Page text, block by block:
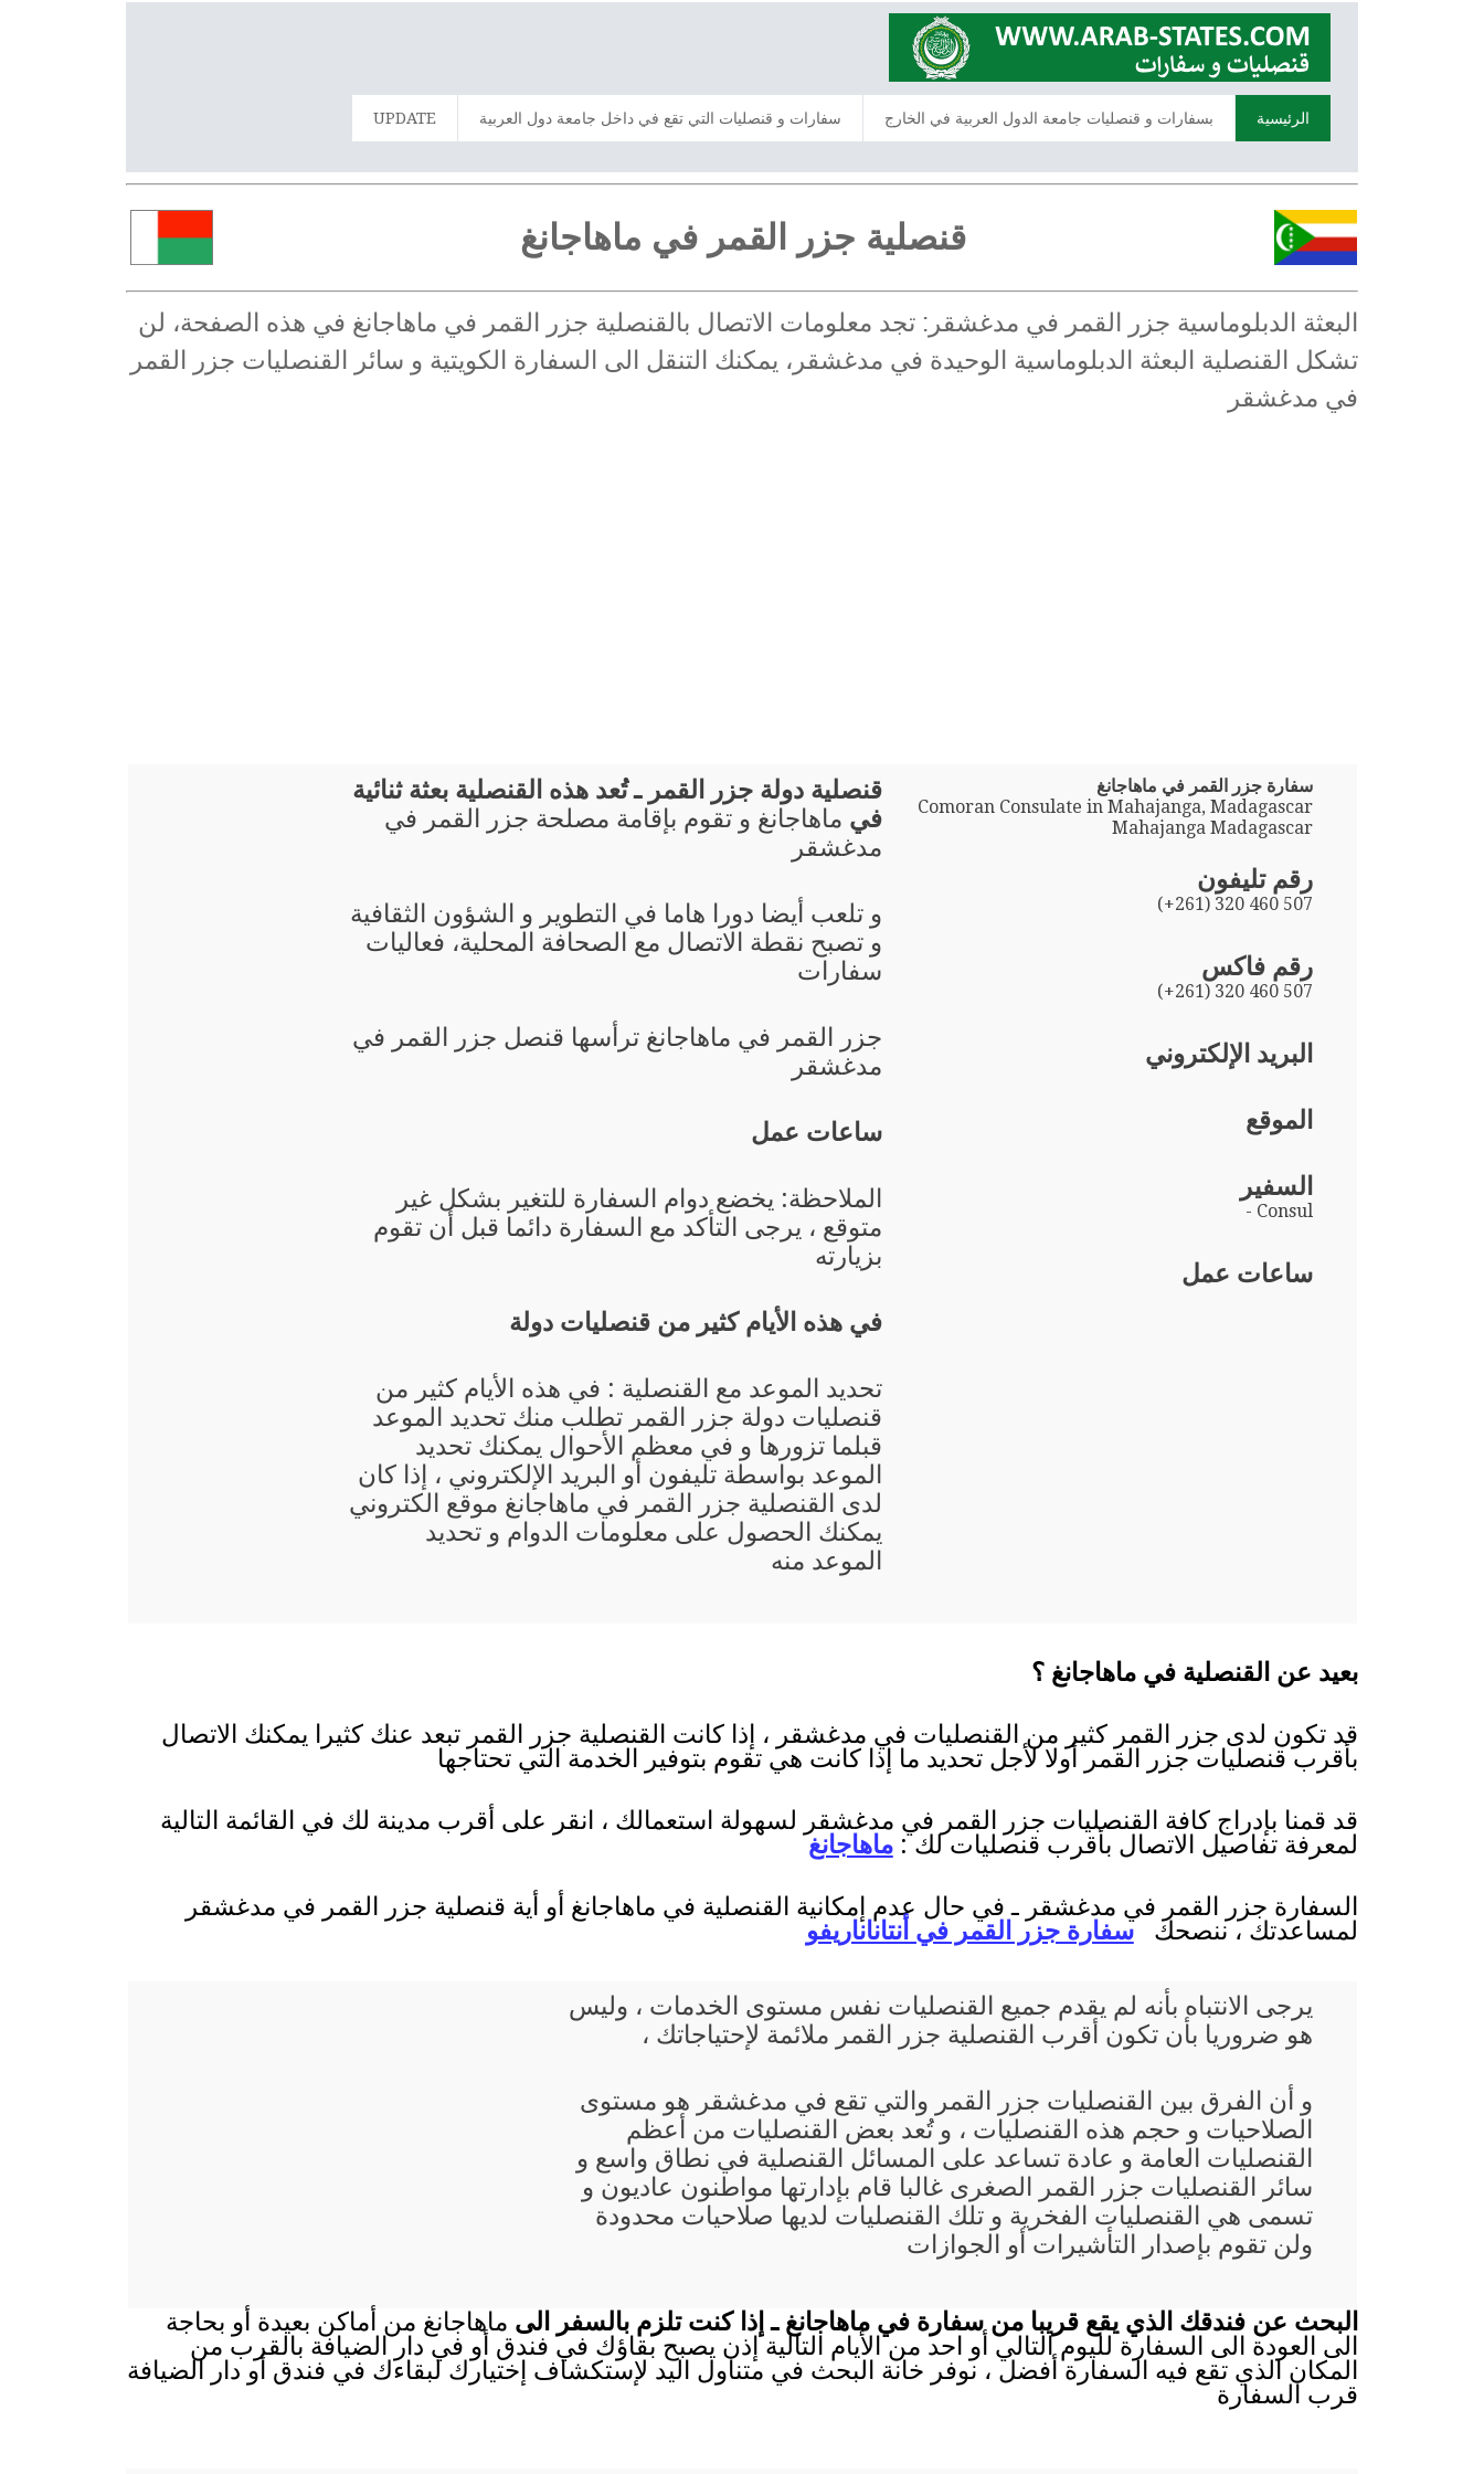
الرئيسية بسفارات و قنصليات جامعة الدول العربية في الخارج سفارات و قنصليات التي تقع في داخل جامعة دول العربية UPDATE
قنصلية جزر القمر في ماهاجانغ
البعثة الدبلوماسية جزر القمر في مدغشقر: تجد معلومات الاتصال بالقنصلية جزر القمر في ماهاجانغ في هذه الصفحة، لن
تشكل القنصلية البعثة الدبلوماسية الوحيدة في مدغشقر، يمكنك التنقل الى السفارة الكويتية و سائر القنصليات جزر القمر
في مدغشقر
سفارة جزر القمر في ماهاجانغ
Comoran Consulate in Mahajanga, Madagascar
Mahajanga Madagascar
رقم تليفون
(+261) 320 460 507
رقم فاكس
(+261) 320 460 507
البريد الإلكتروني
الموقع
السفير
- Consul
ساعات عمل
قنصلية دولة جزر القمر ـ تُعد هذه القنصلية بعثة ثنائية
في ماهاجانغ و تقوم بإقامة مصلحة جزر القمر في
مدغشقر
و تلعب أيضا دورا هاما في التطوير و الشؤون الثقافية
و تصبح نقطة الاتصال مع الصحافة المحلية، فعاليات
سفارات
جزر القمر في ماهاجانغ ترأسها قنصل جزر القمر في
مدغشقر
ساعات عمل
الملاحظة: يخضع دوام السفارة للتغير بشكل غير
متوقع ، يرجى التأكد مع السفارة دائما قبل أن تقوم
بزيارته
في هذه الأيام كثير من قنصليات دولة
تحديد الموعد مع القنصلية : في هذه الأيام كثير من
قنصليات دولة جزر القمر تطلب منك تحديد الموعد
قبلما تزورها و في معظم الأحوال يمكنك تحديد
الموعد بواسطة تليفون أو البريد الإلكتروني ، إذا كان
لدى القنصلية جزر القمر في ماهاجانغ موقع الكتروني
يمكنك الحصول على معلومات الدوام و تحديد
الموعد منه
بعيد عن القنصلية في ماهاجانغ ؟
قد تكون لدى جزر القمر كثير من القنصليات في مدغشقر ، إذا كانت القنصلية جزر القمر تبعد عنك كثيرا يمكنك الاتصال
بأقرب قنصليات جزر القمر أولا لأجل تحديد ما إذا كانت هي تقوم بتوفير الخدمة التي تحتاجها
قد قمنا بإدراج كافة القنصليات جزر القمر في مدغشقر لسهولة استعمالك ، انقر على أقرب مدينة لك في القائمة التالية
لمعرفة تفاصيل الاتصال بأقرب قنصليات لك :ماهاجانغ
السفارة جزر القمر في مدغشقر ـ في حال عدم إمكانية القنصلية في ماهاجانغ أو أية قنصلية جزر القمر في مدغشقر
لمساعدتك ، ننصحكسفارة جزر القمر في أنتاناناريفو
يرجى الانتباه بأنه لم يقدم جميع القنصليات نفس مستوى الخدمات ، وليس
هو ضروريا بأن تكون أقرب القنصلية جزر القمر ملائمة لإحتياجاتك ،
و أن الفرق بين القنصليات جزر القمر والتي تقع في مدغشقر هو مستوى
الصلاحيات و حجم هذه القنصليات ، و تُعد بعض القنصليات من أعظم
القنصليات العامة و عادة تساعد على المسائل القنصلية في نطاق واسع و
سائر القنصليات جزر القمر الصغرى غالبا قام بإدارتها مواطنون عاديون و
تسمى هي القنصليات الفخرية و تلك القنصليات لديها صلاحيات محدودة
ولن تقوم بإصدار التأشيرات أو الجوازات
البحث عن فندقك الذي يقع قريبا من سفارة في ماهاجانغ ـ إذا كنت تلزم بالسفر الى ماهاجانغ من أماكن بعيدة أو بحاجة
الى العودة الى السفارة لليوم التالي أو احد من الأيام التالية إذن يصبح بقاؤك في فندق أو في دار الضيافة بالقرب من
المكان الذي تقع فيه السفارة أفضل ، نوفر خانة البحث في متناول اليد لإستكشاف إختيارك لبقاءك في فندق أو دار الضيافة
قرب السفارة